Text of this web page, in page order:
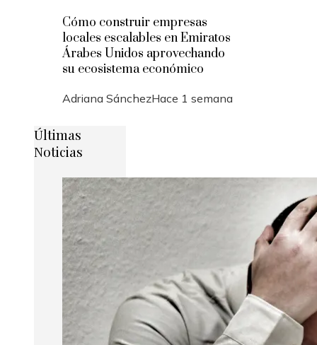
Cómo construir empresas
locales escalables en Emiratos
Árabes Unidos aprovechando
su ecosistema económico
Adriana SánchezHace 1 semana
Últimas
Noticias